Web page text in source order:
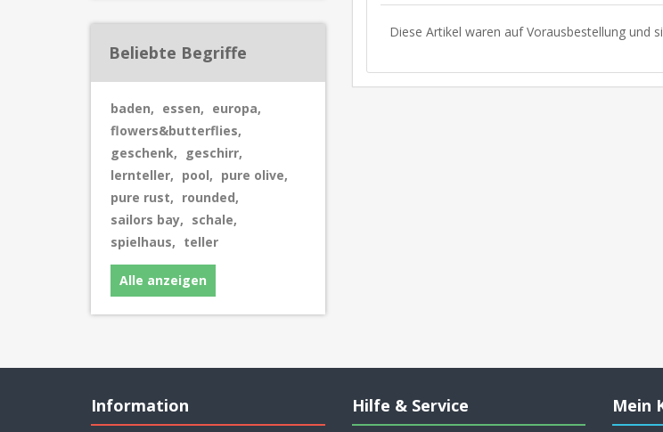
Beliebte Begriffe
baden, essen, europa,
flowers&butterflies,
geschenk, geschirr,
lernteller, pool, pure olive,
pure rust, rounded,
sailors bay, schale,
spielhaus, teller
Alle anzeigen
Diese Artikel waren auf Vorausbestellung und
Information Hilfe & Service Mein